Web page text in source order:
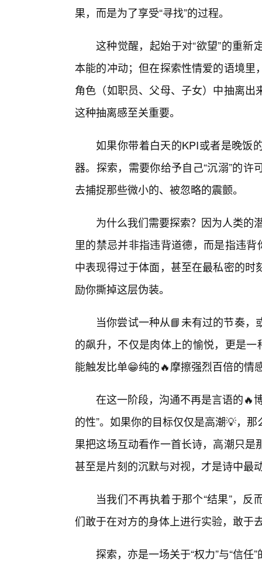
果，而是为了享受“寻找”的过程。
这种觉醒，起始于对“欲望”的重
本能的冲动；但在探索性情爱的语境
角色（如职员、父母、子女）中抽离
这种抽离感至关重要。
如果你带着白天的KPI或者是晚饭
器。探索，需要你给予自己“沉溺”的
去捕捉那些微小的、被忽略的震颤。
为什么我们需要探索？因为人类的
里的禁忌并非指违背道德，而是指违
中表现得过于体面，甚至在最私密的
励你撕掉这层伪装。
当你尝试一种从📘未有过的节奏
的飙升，不仅是肉体上的愉悦，更是
能触发比单😁纯的🔥摩擦强烈百倍的情
在这一阶段，沟通不再是言语的🔥
的性”。如果你的目标仅仅是高潮💡，
果把这场互动看作一首长诗，高潮只
甚至是片刻的沉默与对视，才是诗中最
当我们不再执着于那个“结果”，
们敢于在对方的身体上进行实验，敢于
探索，亦是一场关于“权力”与“信